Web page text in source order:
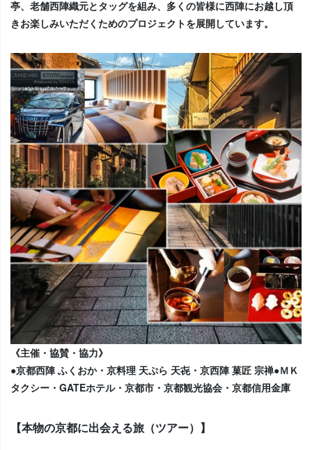
亭、老舗西陣織元とタッグを組み、多くの皆様に西陣にお越し頂
きお楽しみいただくためのプロジェクトを展開しています。
《主催・協賛・協力》
●京都西陣 ふくおか・京料理 天ぷら 天㐂・京西陣 菓匠 宗禅●ＭＫ
タクシー・GATEホテル・京都市・京都観光協会・京都信用金庫
【本物の京都に出会える旅（ツアー）】